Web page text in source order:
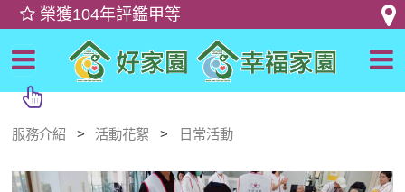
服務介紹 活動花絮 日常活動